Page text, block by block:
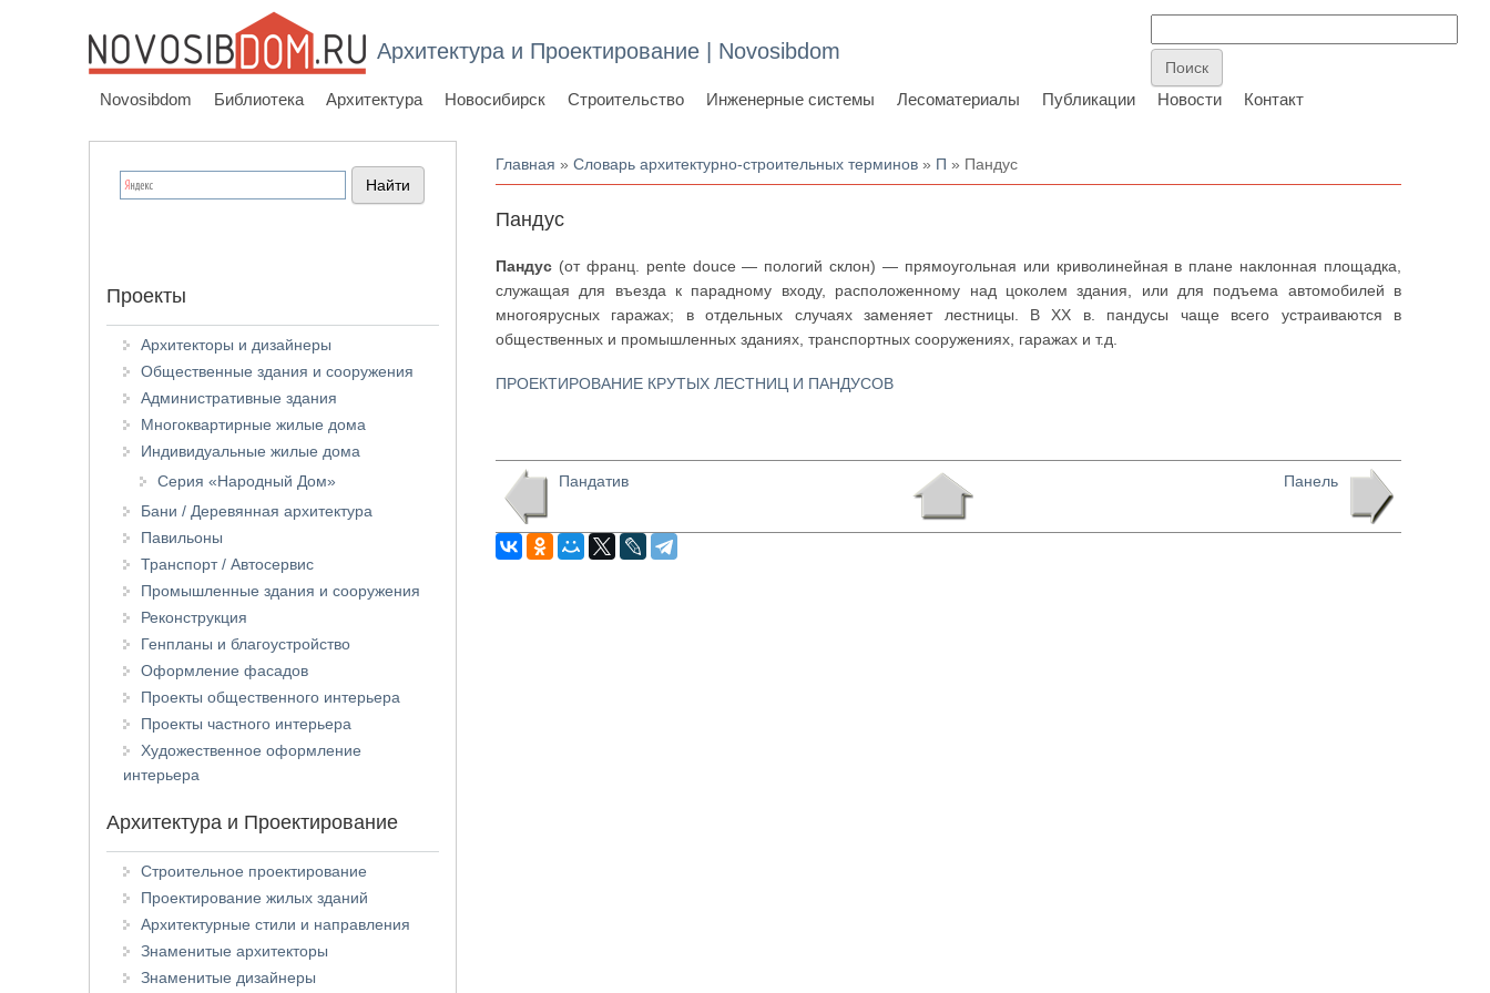
Архитектура и Проектирование | Novosibdom
Novosibdom Библиотека Архитектура Новосибирск Строительство Инженерные системы Лесоматериалы Публикации Новости Контакт
Вы здесь
Главная »Словарь архитектурно-строительных терминов » П » Пандус
Пандус
Пандус (от франц. pente douce — пологий склон) — прямоугольная или криволинейная в плане наклонная площадка,
служащая для въезда к парадному входу, расположенному над цоколем здания, или для подъема автомобилей в
многоярусных гаражах; в отдельных случаях заменяет лестницы. В XX в. пандусы чаще всего устраиваются в
общественных и промышленных зданиях, транспортных сооружениях, гаражах и т.д.
ПРОЕКТИРОВАНИЕ КРУТЫХ ЛЕСТНИЦ И ПАНДУСОВ
Пандатив Панель
Проекты
Архитекторы и дизайнеры
Общественные здания и сооружения
Административные здания
Многоквартирные жилые дома
Индивидуальные жилые дома
Серия «Народный Дом»
Бани / Деревянная архитектура
Павильоны
Транспорт / Автосервис
Промышленные здания и сооружения
Реконструкция
Генпланы и благоустройство
Оформление фасадов
Проекты общественного интерьера
Проекты частного интерьера
Художественное оформление
интерьера
Архитектура и Проектирование
Строительное проектирование
Проектирование жилых зданий
Архитектурные стили и направления
Знаменитые архитекторы
Знаменитые дизайнеры